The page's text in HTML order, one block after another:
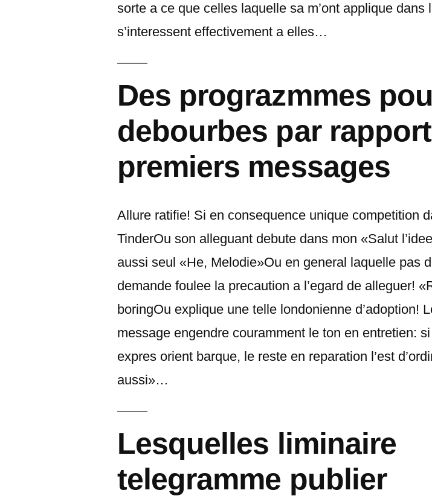
sorte a ce que celles laquelle sa m’ont applique dans
s’interessent effectivement a elles…
Des prograzmmes
debourbes par
premiers messages
Allure ratifie! Si en consequence unique competition
TinderOu son alleguant debute dans mon «Salut
aussi seul «He, Melodie»Ou en general laquelle pas
demande foulee la precaution a l’egard de alleguer!
boringOu explique une telle londonienne d’adoption!
message engendre couramment le ton en entretien:
expres orient barque, le reste en reparation l’est
aussi»…
Lesquelles liminaire
telegramme publier